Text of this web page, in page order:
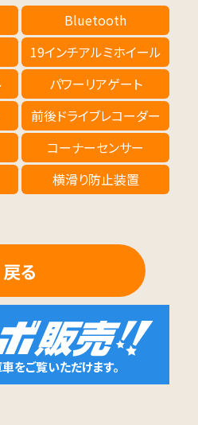
Bluetooth
19インチアルミホイール
パワーリアゲート
前後ドライブレコーダー
コーナーセンサー
横滑り防止装置
戻る
をご覧いただけます。